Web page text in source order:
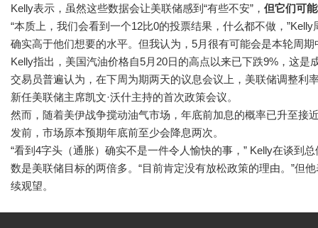
Kelly表示，虽然这些数据会让美联储感到“有些不安”， 但它们可
“本质上，我们会看到一个12比0的投票结果，什么都不做，
确实高于他们想要的水平。但我认为，5月很有可能会是本轮周期
Kelly指出，美国汽油价格自5月20日的高点以来已下跌9%，这是
交易员普遍认为，在下周为期两天的议息会议上，美联储调整利
新任美联储主席凯文·沃什主持的首次政策会议。
然而，随着美伊战争搅动油气市场，年底前加息的概率已升至接
发前，市场原本预期年底前至少会降息两次。
“看到4字头（通胀）确实不是一件令人愉快的事，” Kelly在谈到
数是美联储目标的两倍多。“目前肯定没有放松政策的理由。”但
续观望。